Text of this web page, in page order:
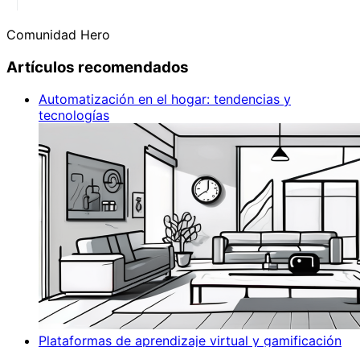
Comunidad Hero
Artículos recomendados
Automatización en el hogar: tendencias y
tecnologías
Plataformas de aprendizaje virtual y gamificación